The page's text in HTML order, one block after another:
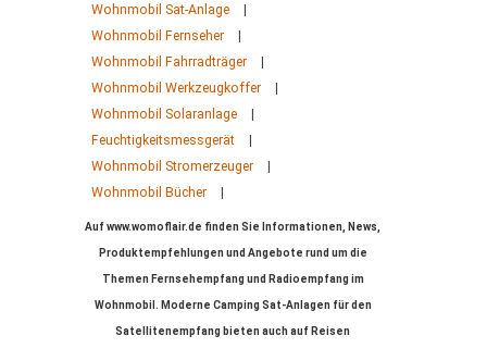
Wohnmobil Sat-Anlage
Wohnmobil Fernseher
Wohnmobil Fahrradträger
Wohnmobil Werkzeugkoffer
Wohnmobil Solaranlage
Feuchtigkeitsmessgerät
Wohnmobil Stromerzeuger
Wohnmobil Bücher
Auf www.womoflair.de finden Sie Informationen, News,
Produktempfehlungen und Angebote rund um die
Themen Fernsehempfang und Radioempfang im
Wohnmobil. Moderne Camping Sat-Anlagen für den
Satellitenempfang bieten auch auf Reisen